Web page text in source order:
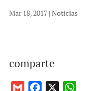
Mar 18, 2017| Noticias
comparte